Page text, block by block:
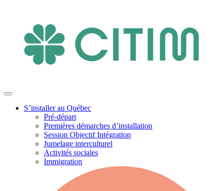
S’installer au Québec
Pré-départ
Premières démarches d’installation
Session Objectif Intégration
Jumelage interculturel
Activités sociales
Immigration